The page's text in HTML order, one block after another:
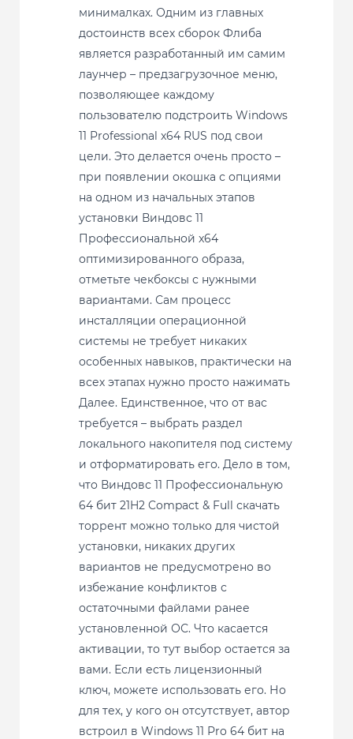
минималках. Одним из главных
достоинств всех сборок Флиба
является разработанный им самим
лаунчер – предзагрузочное меню,
позволяющее каждому
пользователю подстроить Windows
11 Professional x64 RUS под свои
цели. Это делается очень просто –
при появлении окошка с опциями
на одном из начальных этапов
установки Виндовс 11
Профессиональной x64
оптимизированного образа,
отметьте чекбоксы с нужными
вариантами. Сам процесс
инсталляции операционной
системы не требует никаких
особенных навыков, практически на
всех этапах нужно просто нажимать
Далее. Единственное, что от вас
требуется – выбрать раздел
локального накопителя под систему
и отформатировать его. Дело в том,
что Виндовс 11 Профессиональную
64 бит 21H2 Compact & Full скачать
торрент можно только для чистой
установки, никаких других
вариантов не предусмотрено во
избежание конфликтов с
остаточными файлами ранее
установленной ОС. Что касается
активации, то тут выбор остается за
вами. Если есть лицензионный
ключ, можете использовать его. Но
для тех, у кого он отсутствует, автор
встроил в Windows 11 Pro 64 бит на